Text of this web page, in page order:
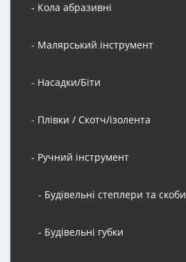
- Кола абразивні
- Малярський інструмент
- Насадки/Біти
- Плівки / Скотч/ізолента
- Ручний інструмент
- Будівельні степлери та скоби
- Будівельні губки